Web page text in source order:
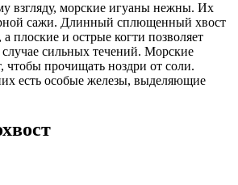
взгляду, морские игуаны нежны. Их
сажи. Длинный сплющенный хвост
плоские и острые когти позволяет
случае сильных течений. Морские
чтобы прочищать ноздри от соли.
есть особые железы, выделяющие